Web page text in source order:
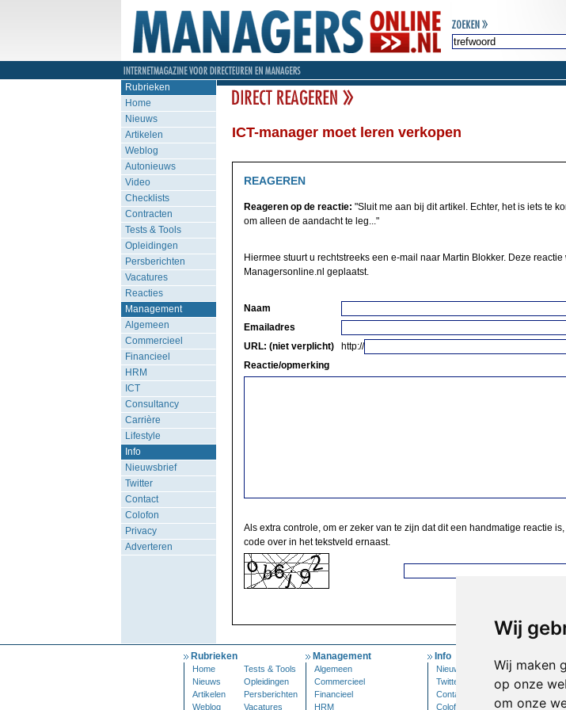
Wij
Wij maken
op onze
om onze
Rubrieken
Home
Nieuws
Artikelen
Weblog
Autonieuws
Video
Checklists
Contracten
Tests & Tools
Opleidingen
Persberichten
Vacatures
Reacties
Management
Algemeen
Commercieel
Financieel
HRM
ICT
Consultancy
Carrière
Lifestyle
Info
Nieuwsbrief
Twitter
Contact
Colofon
Privacy
Adverteren
ICT-manager moet leren verkopen
REAGEREN
Reageren op de reactie: "Sluit me aan bij dit artikel. Echter, het is iets te
om alleen de aandacht te leg..."
Hiermee stuurt u rechtstreeks een e-mail naar Martin Blokker. Deze reactie
Managersonline.nl geplaatst.
Naam
Emailadres
URL: (niet verplicht)
http://
Reactie/opmerking
Als extra controle, om er zeker van te zijn dat dit een handmatige reactie
code over in het tekstveld ernaast.
Rubrieken
Home
Tests & Tools
Nieuws
Opleidingen
Artikelen
Persberichten
Weblog
Vacatures
Management
Algemeen
Commercieel
Financieel
HRM
Info
Nieuwsbrief
Twitter
Contact
Colofon